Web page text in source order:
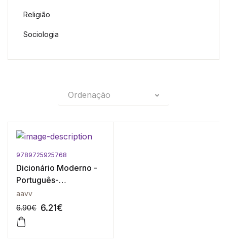
Ordenação
9789725925768
Dicionário Moderno -
Português-
Inglês/Inglês-
Português
aavv
6.90€ 6.21€
Religião
Sociologia